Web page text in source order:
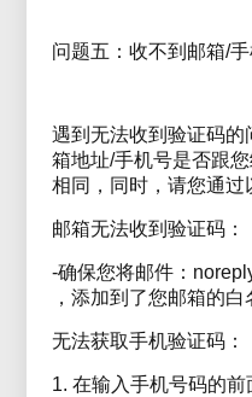
问题五：收不到邮箱/
遇到无法收到验证码的
箱地址/手机号是否跟
相同，同时，请您通过
邮箱无法收到验证码：
-确保您将邮件：
，添加到了您邮箱的白
无法获取手机验证码：
1. 在输入手机号码的前